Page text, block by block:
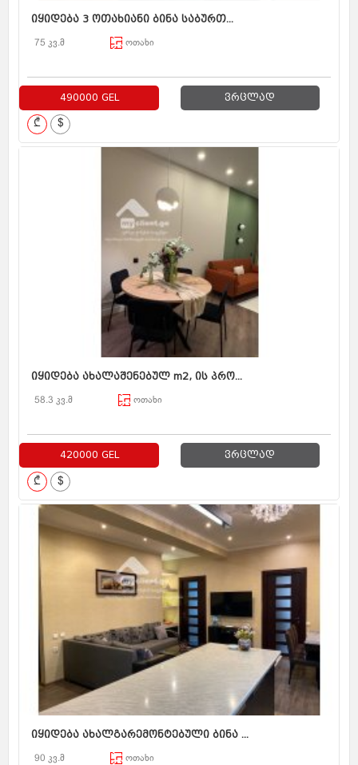
იყიდება 3 ოთახიანი ბინა საბურთ...
75 კვ.მ ოთახი
490000 GEL ვრცლად
₾ $
იყიდება ახალაშენებულ m2, ის პრო...
58.3 კვ.მ ოთახი
420000 GEL ვრცლად
₾ $
იყიდება ახალგარემონტებული ბინა ...
90 კვ.მ ოთახი